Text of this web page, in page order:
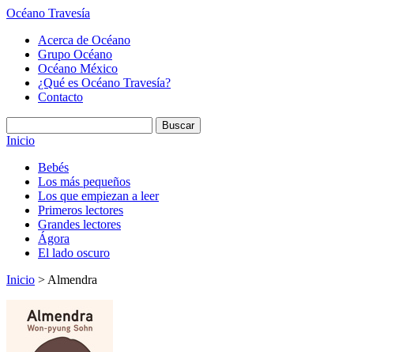
Océano Travesía
Acerca de Océano
Grupo Océano
Océano México
¿Qué es Océano Travesía?
Contacto
Inicio
Bebés
Los más pequeños
Los que empiezan a leer
Primeros lectores
Grandes lectores
Ágora
El lado oscuro
Inicio > Almendra